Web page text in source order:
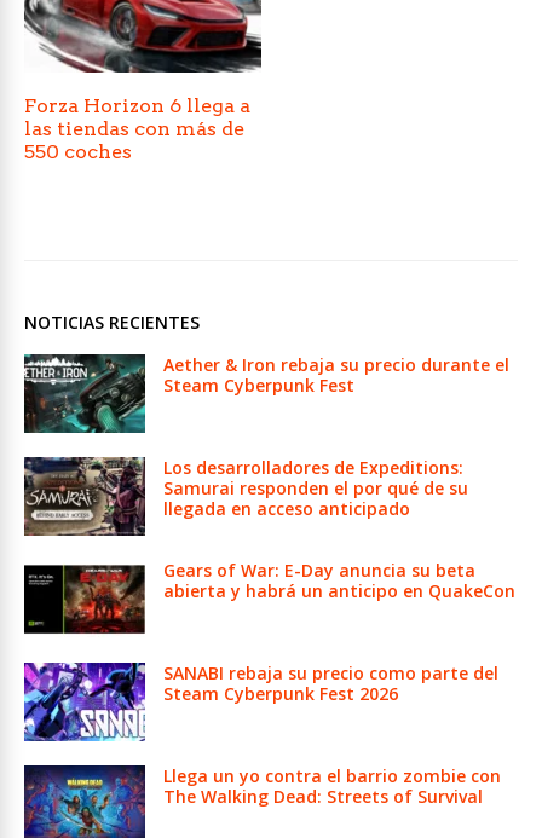
Forza Horizon 6 llega a
las tiendas con más de
550 coches
NOTICIAS RECIENTES
Aether & Iron rebaja su precio durante el
Steam Cyberpunk Fest
Los desarrolladores de Expeditions:
Samurai responden el por qué de su
llegada en acceso anticipado
Gears of War: E-Day anuncia su beta
abierta y habrá un anticipo en QuakeCon
SANABI rebaja su precio como parte del
Steam Cyberpunk Fest 2026
Llega un yo contra el barrio zombie con
The Walking Dead: Streets of Survival